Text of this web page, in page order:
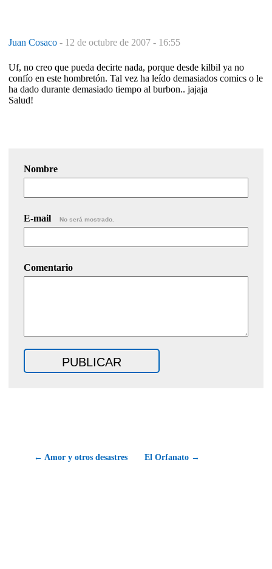
Juan Cosaco - 12 de octubre de 2007 - 16:55
Uf, no creo que pueda decirte nada, porque desde kilbil ya no
confío en este hombretón. Tal vez ha leído demasiados comics o le
ha dado durante demasiado tiempo al burbon.. jajaja
Salud!
Nombre
E-mail No será mostrado.
Comentario
← Amor y otros desastres El Orfanato →